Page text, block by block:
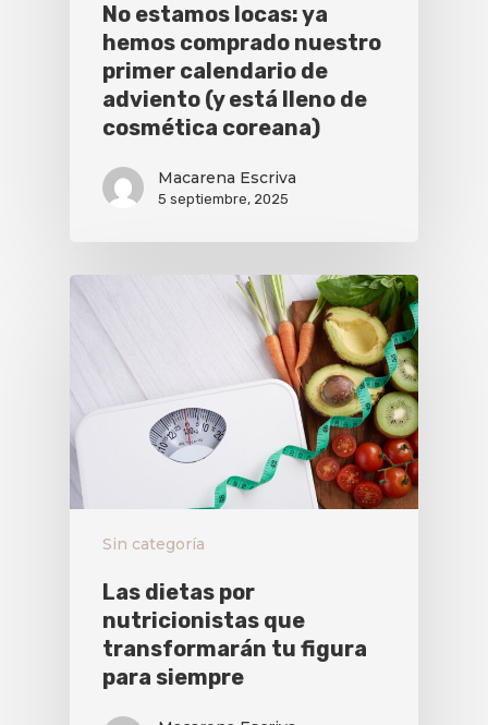
No estamos locas: ya
hemos comprado nuestro
primer calendario de
adviento (y está lleno de
cosmética coreana)
Macarena Escriva
5 septiembre, 2025
Sin categoría
Las dietas por
nutricionistas que
transformarán tu figura
para siempre